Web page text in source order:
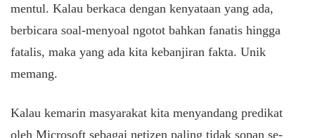
mentul. Kalau berkaca dengan kenyataan yang ada,
berbicara soal-menyoal ngotot bahkan fanatis hingga
fatalis, maka yang ada kita kebanjiran fakta. Unik
memang.
Kalau kemarin masyarakat kita menyandang predikat
oleh Microsoft sebagai netizen paling tidak sopan se-